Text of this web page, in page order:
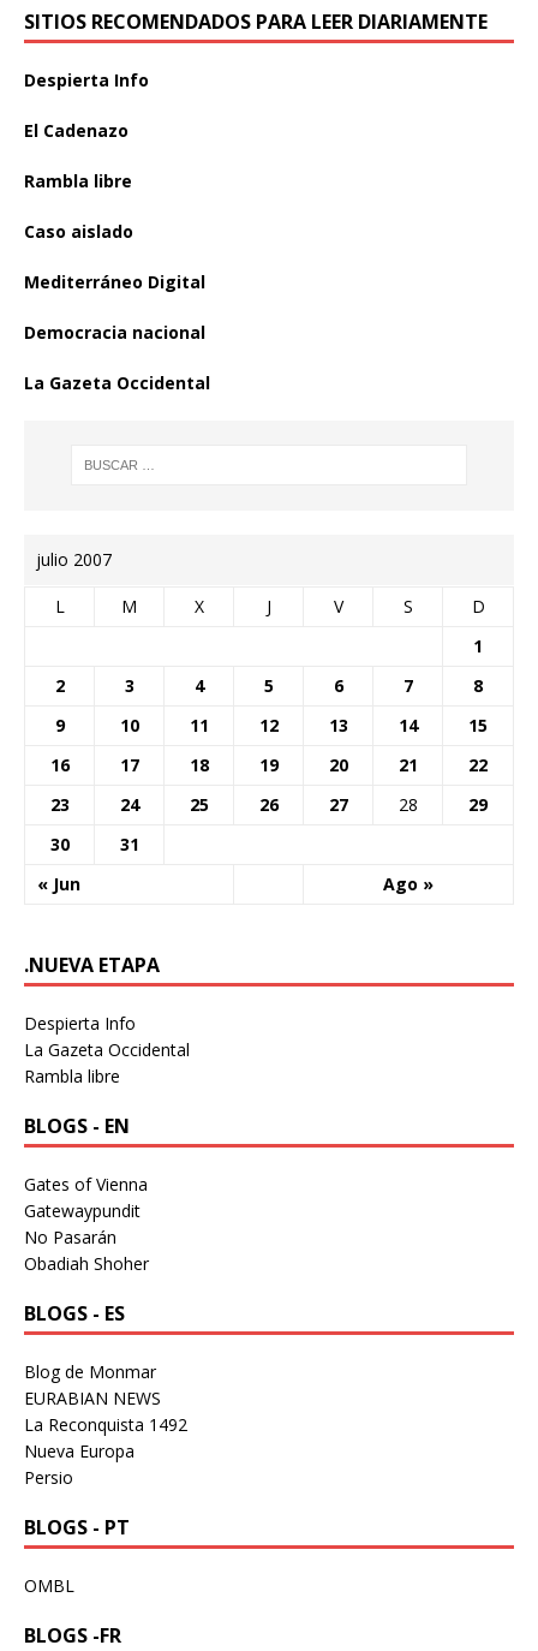
SITIOS RECOMENDADOS PARA LEER DIARIAMENTE
Despierta Info
El Cadenazo
Rambla libre
Caso aislado
Mediterráneo Digital
Democracia nacional
La Gazeta Occidental
julio 2007
L M X J V S D
« Jun Ago »
1
2
3 4 5 6 7
8
9
10 11 12 13 14
15
16
17 18 19 20 21
22
23
24 25 26 27 28
29
30
31
.NUEVA ETAPA
Despierta Info
La Gazeta Occidental
Rambla libre
BLOGS - EN
Gates of Vienna
Gatewaypundit
No Pasarán
Obadiah Shoher
BLOGS - ES
Blog de Monmar
EURABIAN NEWS
La Reconquista 1492
Nueva Europa
Persio
BLOGS - PT
OMBL
BLOGS -FR